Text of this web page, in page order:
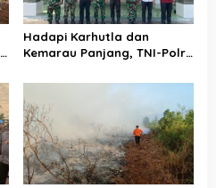
Hadapi Karhutla dan
Kemarau Panjang, TNI-Polri
Raya